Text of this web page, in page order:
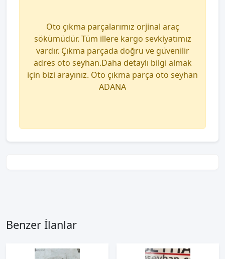
Oto çıkma parçalarımız orjinal araç
sökümüdür. Tüm illere kargo sevkiyatımız
vardır. Çıkma parçada doğru ve güvenilir
adres oto seyhan.Daha detaylı bilgi almak
için bizi arayınız. Oto çıkma parça oto seyhan
ADANA
Benzer İlanlar